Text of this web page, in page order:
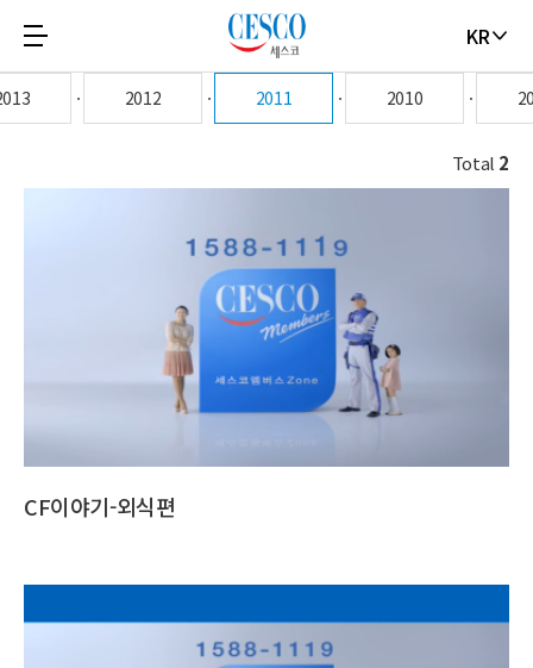
KR
세
코
CF
2012 2011 2010
Total 2
CF이야기-외식편